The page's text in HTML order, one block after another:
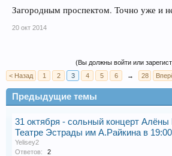
Загородным проспектом. Точно уже и
20 окт 2014
(Вы должны войти или
< Назад
1 2 3 4 5 6 → 28
Предыдущие темы
31 октября - сольный концерт Алёны
Театре Эстрады им А.Райкина в 19:00
Yelisey2
Ответов:
2